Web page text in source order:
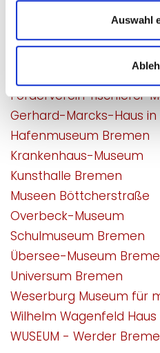
Auswahl
Dom-Museum Bremen
Kunst und
Förderverein Tischlerei-
Gerhard-Marcks-Haus
Hafenmuseum Bremen
Krankenhaus-Museum
Kunsthalle Bremen
Museen Böttcherstraße
Overbeck-Museum
Schulmuseum Bremen
Übersee-Museum
Universum Bremen
Weserburg Museum für
Wilhelm Wagenfeld Haus
WUSEUM - Werder